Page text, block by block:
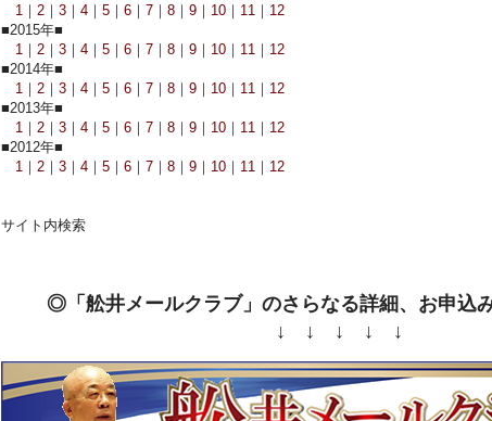
1 ｜ 2 ｜ 3 ｜ 4 ｜ 5 ｜ 6 ｜ 7 ｜ 8 ｜ 9 ｜ 10 ｜ 11 ｜ 12
■2015年■
1 ｜ 2 ｜ 3 ｜ 4 ｜ 5 ｜ 6 ｜ 7 ｜ 8 ｜ 9 ｜ 10 ｜ 11 ｜ 12
■2014年■
1 ｜ 2 ｜ 3 ｜ 4 ｜ 5 ｜ 6 ｜ 7 ｜ 8 ｜ 9 ｜ 10 ｜ 11 ｜ 12
■2013年■
1 ｜ 2 ｜ 3 ｜ 4 ｜ 5 ｜ 6 ｜ 7 ｜ 8 ｜ 9 ｜ 10 ｜ 11 ｜ 12
■2012年■
1 ｜ 2 ｜ 3 ｜ 4 ｜ 5 ｜ 6 ｜ 7 ｜ 8 ｜ 9 ｜ 10 ｜ 11 ｜ 12
サイト内検索
◎「舩井メールクラブ」のさらなる詳細、お申込
↓ ↓ ↓ ↓ ↓